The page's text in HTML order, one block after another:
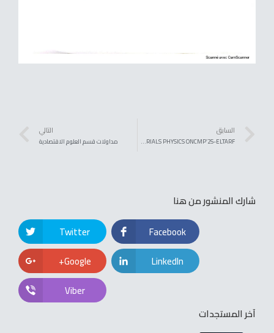
السابق
2nd ONLINE NATIONAL CONFERENCE ON MATERIALS PHYSICS ONCMP’25-ELTARF
التالي
مداولات قسم العلوم الاقتصادية
شارك المنشور من هنا
Twitter
Facebook
Google+
LinkedIn
Viber
آخر المستجدات